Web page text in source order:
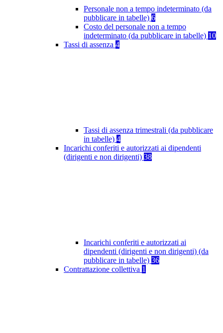
Personale non a tempo indeterminato (da
pubblicare in tabelle) 6
Costo del personale non a tempo
indeterminato (da pubblicare in tabelle) 10
Tassi di assenza 4
Tassi di assenza trimestrali (da pubblicare
in tabelle) 4
Incarichi conferiti e autorizzati ai dipendenti
(dirigenti e non dirigenti) 38
Incarichi conferiti e autorizzati ai
dipendenti (dirigenti e non dirigenti) (da
pubblicare in tabelle) 36
Contrattazione collettiva 1